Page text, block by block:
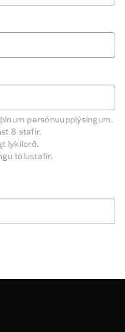
persónuupplýsingum.
8 stafir.
lykilorð.
tölustafir.